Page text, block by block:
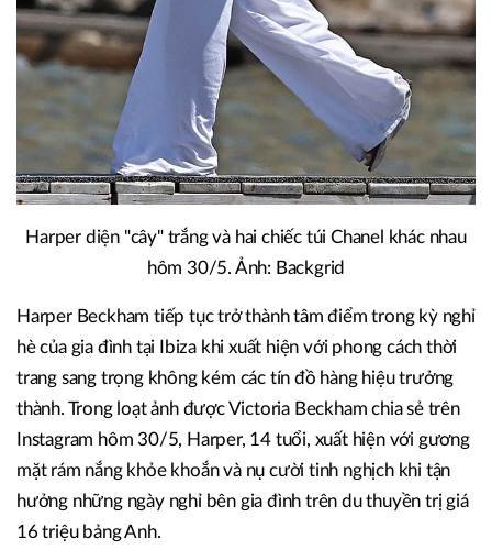
Harper diện "cây" trắng và hai chiếc túi Chanel khác nhau
hôm 30/5. Ảnh: Backgrid
Harper Beckham tiếp tục trở thành tâm điểm trong kỳ nghỉ
hè của gia đình tại Ibiza khi xuất hiện với phong cách thời
trang sang trọng không kém các tín đồ hàng hiệu trưởng
thành. Trong loạt ảnh được Victoria Beckham chia sẻ trên
Instagram hôm 30/5, Harper, 14 tuổi, xuất hiện với gương
mặt rám nắng khỏe khoắn và nụ cười tinh nghịch khi tận
hưởng những ngày nghỉ bên gia đình trên du thuyền trị giá
16 triệu bảng Anh.